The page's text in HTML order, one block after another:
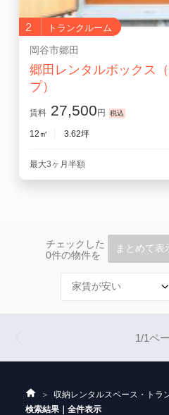
2 トランクルーム
岡谷市郷田
郷田レンタルボックス
プ）
賃料 27,500 円
12㎡ 3.62坪
最大3ヶ月半額
チェックした
0件の物件を
まとめて表
1/1ペ
ホ
ー
収納レンタルスペース・トラ
検索結果｜全件表示